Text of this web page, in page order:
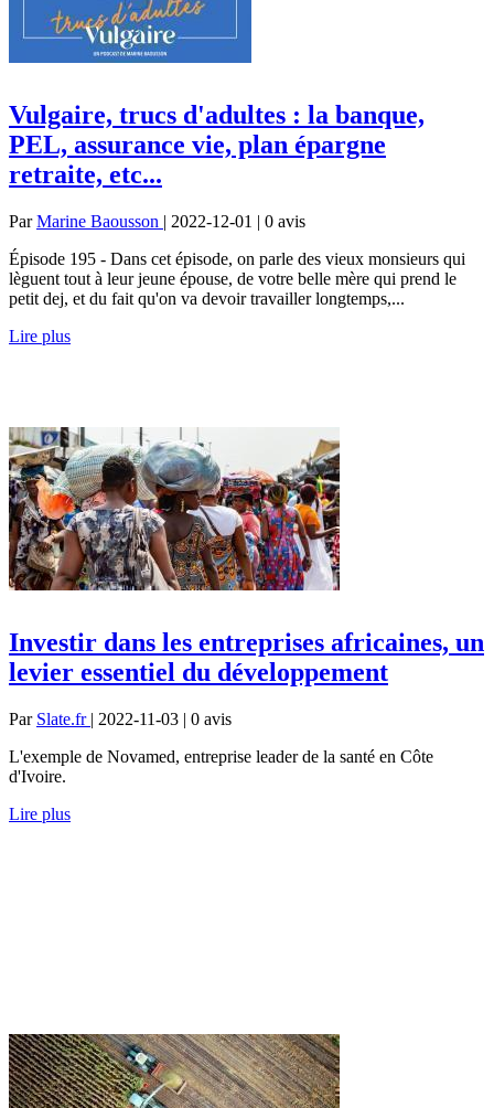
Vulgaire, trucs d'adultes : la banque,
PEL, assurance vie, plan épargne
retraite, etc...
ParMarine Baousson | 2022-12-01 | 0 avis
Épisode 195 - Dans cet épisode, on parle des vieux monsieurs qui
lèguent tout à leur jeune épouse, de votre belle mère qui prend le
petit dej, et du fait qu'on va devoir travailler longtemps,...
Lire plus
Investir dans les entreprises africaines, un
levier essentiel du développement
Par Slate.fr | 2022-11-03 | 0 avis
L'exemple de Novamed, entreprise leader de la santé en Côte
d'Ivoire.
Lire plus